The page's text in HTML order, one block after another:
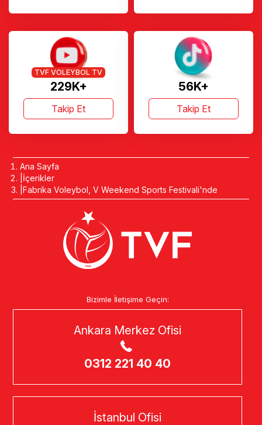
229K+
TVF VOLEYBOL TV
Takip Et
56K+
Takip Et
Ana Sayfa
İçerikler
Fabrika Voleybol, V Weekend Sports Festivali'nde
Bizimle İletişime Geçin:
Ankara Merkez Ofisi
0312 221 40 40
İstanbul Ofisi